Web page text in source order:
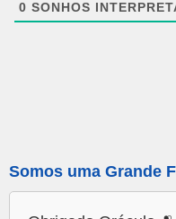
0 SONHOS
Somos uma Grande